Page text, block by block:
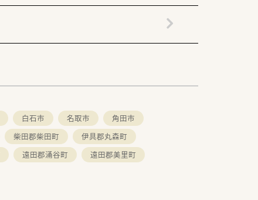
白石市 名取市
角田市
柴田郡柴田町
伊具郡丸森町
遠田郡涌谷町
遠田郡美里町